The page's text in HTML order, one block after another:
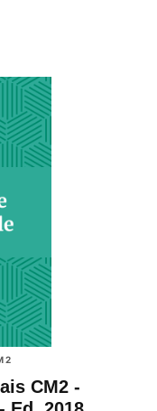
CM2 -